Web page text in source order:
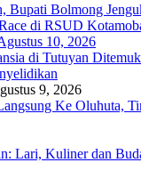
Bupati Bolmong
di RSUD
10, 2026
di Tutuyan
9, 2026
Ke Oluhuta,
Lari, Kuliner dan